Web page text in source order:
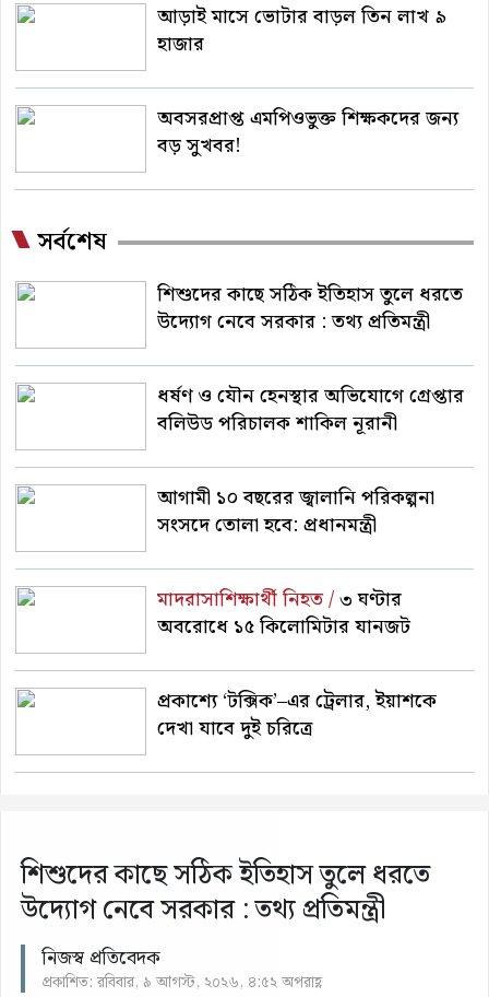
আড়াই মাসে ভোটার বাড়ল তিন লাখ ৯
হাজার
অবসরপ্রাপ্ত এমপিওভুক্ত শিক্ষকদের জন্য
বড় সুখবর!
সর্বশেষ
শিশুদের কাছে সঠিক ইতিহাস তুলে ধরতে
উদ্যোগ নেবে সরকার : তথ্য প্রতিমন্ত্রী
ধর্ষণ ও যৌন হেনস্থার অভিযোগে গ্রেপ্তার
বলিউড পরিচালক শাকিল নূরানী
আগামী ১০ বছরের জ্বালানি পরিকল্পনা
সংসদে তোলা হবে: প্রধানমন্ত্রী
মাদরাসাশিক্ষার্থী নিহত /৩ ঘণ্টার
অবরোধে ১৫ কিলোমিটার যানজট
প্রকাশ্যে ‘টক্সিক’–এর ট্রেলার, ইয়াশকে
দেখা যাবে দুই চরিত্রে
শিশুদের কাছে সঠিক ইতিহাস তুলে ধরতে
উদ্যোগ নেবে সরকার : তথ্য প্রতিমন্ত্রী
নিজস্ব প্রতিবেদক
প্রকাশিত: রবিবার, ৯ আগস্ট, ২০২৬, ৪:৫২ অপরাহ্ণ